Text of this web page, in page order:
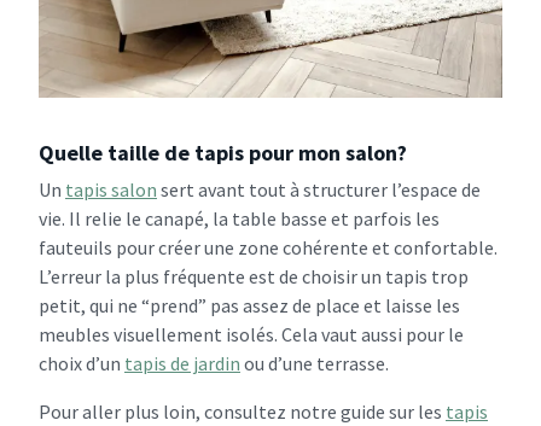
Quelle taille de tapis pour mon salon?
Un tapis salon sert avant tout à structurer l’espace de
vie. Il relie le canapé, la table basse et parfois les
fauteuils pour créer une zone cohérente et confortable.
L’erreur la plus fréquente est de choisir un tapis trop
petit, qui ne “prend” pas assez de place et laisse les
meubles visuellement isolés. Cela vaut aussi pour le
choix d’un tapis de jardin ou d’une terrasse.
Pour aller plus loin, consultez notre guide sur les tapis